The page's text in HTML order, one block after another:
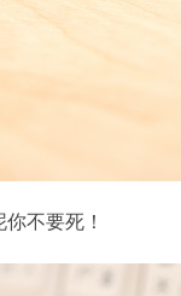
不要死！